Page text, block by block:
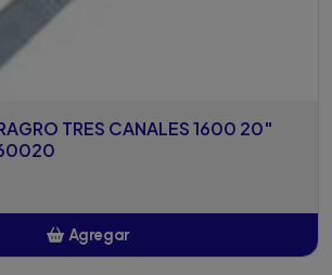
TRES CANALES 1600 20"
Agregar